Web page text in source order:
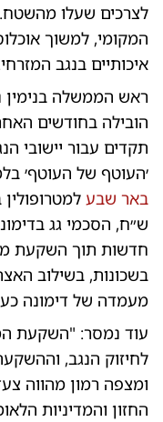
לצרכים שעלו
המקומי, למשוך
איכותיים בנגב
ראש הממשלה בנימין
הובילה בחודשים
תקדים עבור יישובי
׳העוטף של העוטף׳ בלמעלה מ-3.2
באר שבע
ש״ח, הסכמי גג
חדשות תוך השקעת
בשכונות, בשילוב
מעמדה של דימונה
עוד נמסר: "השקעת
לחיזוק הנגב,
ומצפה רמון מהווה
החזון והמדיניות